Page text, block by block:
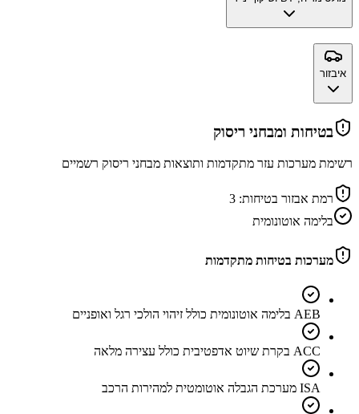
איבזור
בטיחות ומבחני ריסוק
רשימת מערכות עזר מתקדמות ותוצאות מבחני ריסוק רשמיים
רמת אבזור בטיחות: 3
בלימה אוטונומית
מערכות בטיחות מתקדמות
AEB בלימה אוטונומית כולל זיהוי הולכי רגל ואופניים
ACC בקרת שיוט אדפטיבית כולל עצירה מלאה
ISA מערכת הגבלה אוטומטית למהירות הרכב